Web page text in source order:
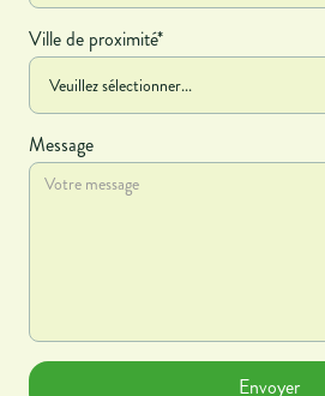
Ville de proximité*
Message